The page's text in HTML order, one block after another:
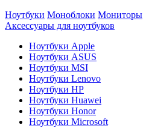
Ноутбуки Моноблоки Мониторы
Аксессуары для ноутбуков
Ноутбуки Apple
Ноутбуки ASUS
Ноутбуки MSI
Ноутбуки Lenovo
Ноутбуки HP
Ноутбуки Huawei
Ноутбуки Honor
Ноутбуки Microsoft